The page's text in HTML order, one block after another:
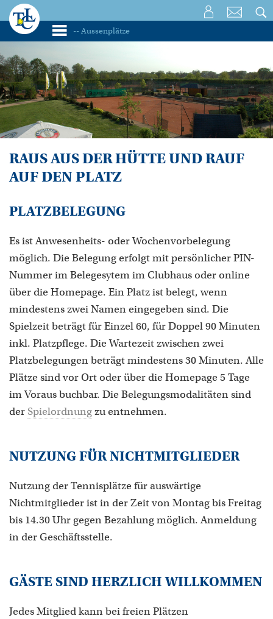
RAUS AUS DER HÜTTE UND RAUF
AUF DEN PLATZ
PLATZBELEGUNG
Es ist Anwesenheits- oder Wochenvorbelegung
möglich. Die Belegung erfolgt mit persönlicher PIN-
Nummer im Belegesytem im Clubhaus oder online
über die Homepage. Ein Platz ist belegt, wenn
mindestens zwei Namen eingegeben sind. Die
Spielzeit beträgt für Einzel 60, für Doppel 90 Minuten
inkl. Platzpflege. Die Wartezeit zwischen zwei
Platzbelegungen beträgt mindestens 30 Minuten. Alle
Plätze sind vor Ort oder über die Homepage 5 Tage
im Voraus buchbar. Die Belegungsmodalitäten sind
der Spielordnungzu entnehmen.
NUTZUNG FÜR NICHTMITGLIEDER
Nutzung der Tennisplätze für auswärtige
Nichtmitglieder ist in der Zeit von Montag bis Freitag
bis 14.30 Uhr gegen Bezahlung möglich. Anmeldung
in der Geschäftsstelle.
GÄSTE SIND HERZLICH WILLKOMMEN
Jedes Mitglied kann bei freien Plätzen